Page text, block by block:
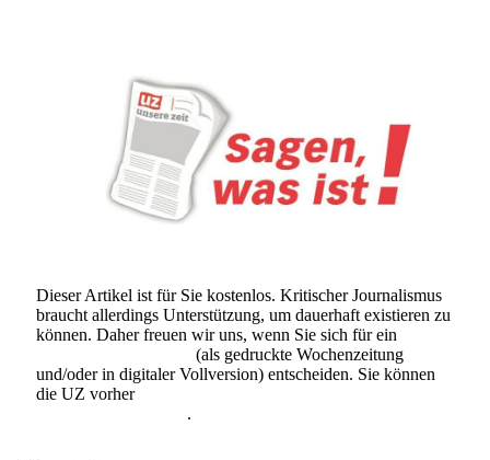
Dieser Artikel ist für Sie kostenlos. Kritischer Journalismus
braucht allerdings Unterstützung, um dauerhaft existieren zu
können. Daher freuen wir uns, wenn Sie sich für ein
(als gedruckte Wochenzeitung
und/oder in digitaler Vollversion) entscheiden. Sie können
die UZ vorher
.